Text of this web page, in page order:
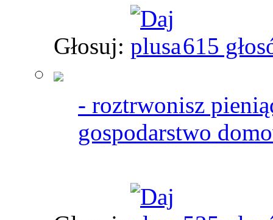
Głosuj: 615
- roztrwonisz
gospodarstwo